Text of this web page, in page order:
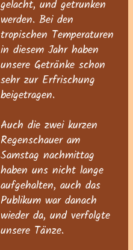
gelacht, und getrunken
werden. Bei den
tropischen Temperaturen
in diesem Jahr haben
unsere Getränke schon
sehr zur Erfrischung
beigetragen.
Auch die zwei kurzen
Regenschauer am
Samstag nachmittag
haben uns nicht lange
aufgehalten, auch das
Publikum war danach
wieder da, und verfolgte
unsere Tänze.